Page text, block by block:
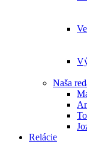
Naša
Relácie